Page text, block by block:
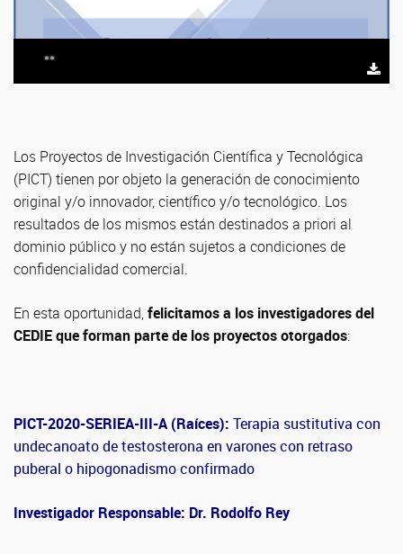
**
Los Proyectos de Investigación Científica y Tecnológica
(PICT) tienen por objeto la generación de conocimiento
original y/o innovador, científico y/o tecnológico. Los
resultados de los mismos están destinados a priori al
dominio público y no están sujetos a condiciones de
confidencialidad comercial.
En esta oportunidad,felicitamos a los investigadores del
CEDIE que forman parte de los proyectos otorgados:
PICT-2020-SERIEA-III-A (Raíces): Terapia sustitutiva con
undecanoato de testosterona en varones con retraso
puberal o hipogonadismo confirmado
Investigador Responsable: Dr. Rodolfo Rey